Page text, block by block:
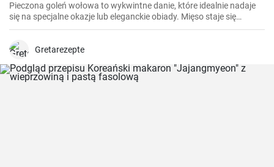
Pieczona goleń wołowa to wykwintne danie, które idealnie nadaje
się na specjalne okazje lub eleganckie obiady. Mięso staje się
miękkie i soczyste po długim pieczeniu, a aromatyczny sos
Gretarezepte